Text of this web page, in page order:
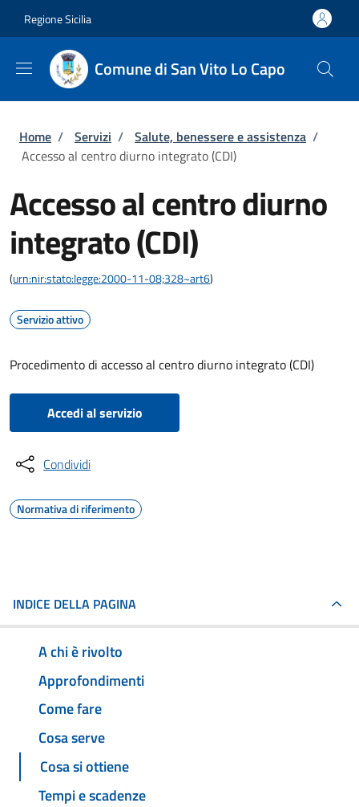
Regione Sicilia
Comune di San Vito Lo Capo
Briciole di pane
Home / Servizi / Salute, benessere e assistenza /
Accesso al centro diurno integrato (CDI)
Accesso al centro diurno
integrato (CDI)
(urn:nir:stato:legge:2000-11-08;328~art6)
Servizio attivo
Procedimento di accesso al centro diurno integrato (CDI)
Accedi al servizio
Condividi
Normativa di riferimento
INDICE DELLA PAGINA
A chi è rivolto
Approfondimenti
Come fare
Cosa serve
Cosa si ottiene
Tempi e scadenze